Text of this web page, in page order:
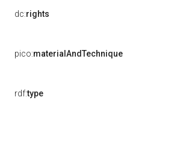
dc:rights
pico:materialAndTechnique
rdf:type